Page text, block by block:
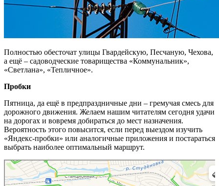
Полностью обесточат улицы Гвардейскую, Песчаную, Чехова,
а ещё – садоводческие товарищества «Коммунальник»,
«Светлана», «Тепличное».
Пробки
Пятница, да ещё в предпраздничные дни – гремучая смесь для
дорожного движения. Желаем нашим читателям сегодня удачи
на дорогах и вовремя добираться до мест назначения.
Вероятность этого повысится, если перед выездом изучить
«Яндекс-пробки» или аналогичные приложения и постараться
выбрать наиболее оптимальный маршрут.
Липецк
16 мин до работы — Яндекс Карты